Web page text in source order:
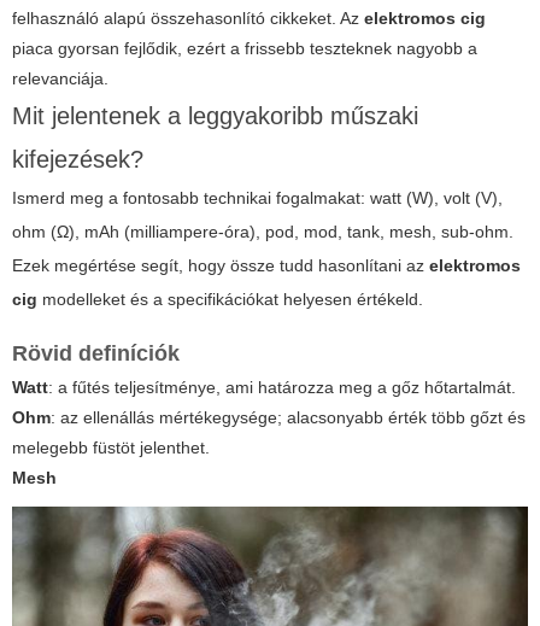
felhasználó alapú összehasonlító cikkeket. Az elektromos cig
piaca gyorsan fejlődik, ezért a frissebb teszteknek nagyobb a
relevanciája.
Mit jelentenek a leggyakoribb műszaki
kifejezések?
Ismerd meg a fontosabb technikai fogalmakat: watt (W), volt (V),
ohm (Ω), mAh (milliampere-óra), pod, mod, tank, mesh, sub-ohm.
Ezek megértése segít, hogy össze tudd hasonlítani az elektromos
cig modelleket és a specifikációkat helyesen értékeld.
Rövid definíciók
Watt: a fűtés teljesítménye, ami határozza meg a gőz hőtartalmát.
Ohm: az ellenállás mértékegysége; alacsonyabb érték több gőzt és
melegebb füstöt jelenthet.
Mesh